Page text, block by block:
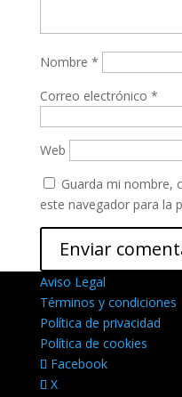
Nombre *
Correo electrónico *
Web
Guarda mi nombre,
este navegador para la
Aviso Legal
Términos y condiciones
Política de privacidad
Política de cookies
Facebook
X